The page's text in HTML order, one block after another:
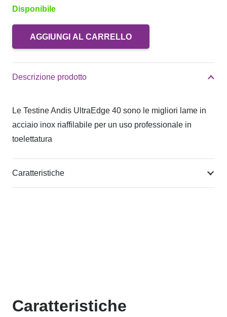
Disponibile
quantità
AGGIUNGI AL CARRELLO
Descrizione prodotto
Le Testine Andis UltraEdge 40 sono le migliori lame in
acciaio inox riaffilabile per un uso professionale in
toelettatura
Caratteristiche
Caratteristiche